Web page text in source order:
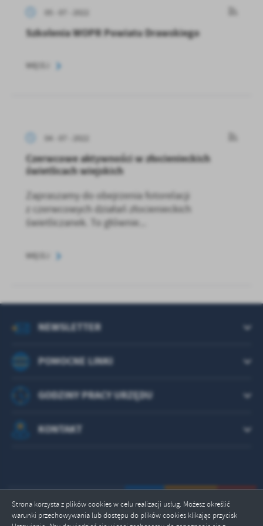
Strona korzysta z plików cookies w celu realizacji usług. Możesz określić
warunki przechowywania lub dostępu do plików cookies klikając przycisk
05 - 07 - 2022
Szkolenia WOPR Powiatu Drawskiego
WIĘCEJ
04 - 07 - 2022
Czerwcowe aktywności w złocienieckich
świetlicach wiejskich
Zapraszamy do obejrzenia fotorelacji
z czerwcowych działań złocienieckich
świetliczanek. To głównie...
WIĘCEJ
POMOCNE LINKI
NEWSLETTER
GODZINY PRACY URZĘDU
KONTAKT
Odwiedzin: 1822936